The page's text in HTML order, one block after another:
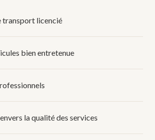
transport licencié
bien entretenue
la qualité des services